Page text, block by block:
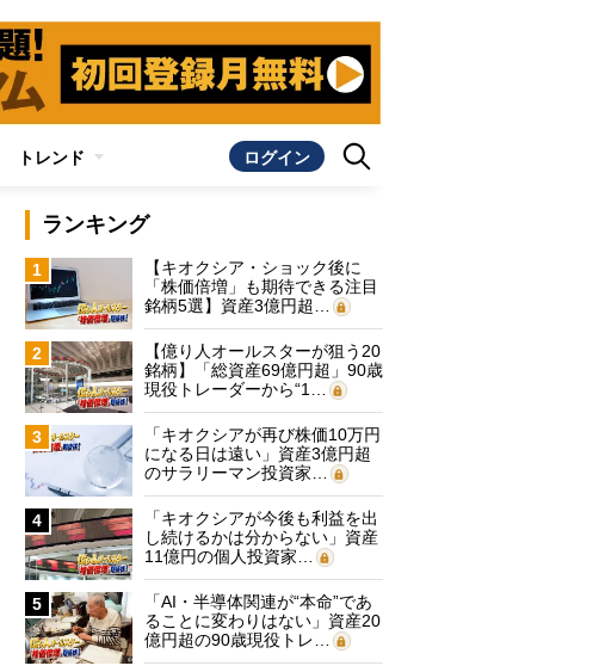
トレンド ログイン
ランキング
1
【キオクシア・ショック後に
「株価倍増」も期待できる注目
銘柄5選】資産3億円超…
2
【億り人オールスターが狙う20
銘柄】「総資産69億円超」90歳
現役トレーダーから“1…
3
「キオクシアが再び株価10万円
になる日は遠い」資産3億円超
のサラリーマン投資家…
4
「キオクシアが今後も利益を出
し続けるかは分からない」資産
11億円の個人投資家…
5
「AI・半導体関連が“本命”であ
ることに変わりはない」資産20
億円超の90歳現役トレ…